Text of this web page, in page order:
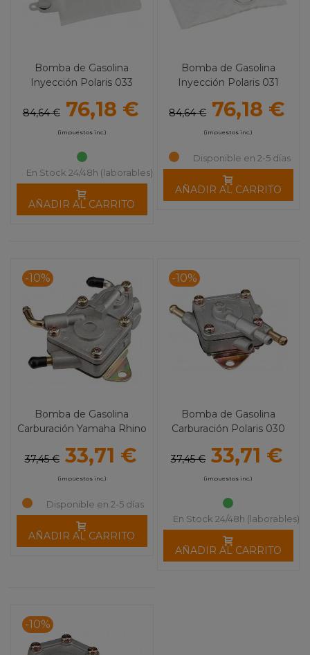
Bomba de Gasolina
Inyección Polaris 033
84,64 € 76,18 €
(impuestos inc.)
En Stock 24/48h (laborables)
AÑADIR AL CARRITO
Bomba de Gasolina
Inyección Polaris 031
84,64 € 76,18 €
(impuestos inc.)
Disponible en 2-5 días
AÑADIR AL CARRITO
-10%
Bomba de Gasolina
Carburación Yamaha Rhino
37,45 € 33,71 €
(impuestos inc.)
Disponible en 2-5 días
AÑADIR AL CARRITO
-10%
Bomba de Gasolina
Carburación Polaris 030
37,45 € 33,71 €
(impuestos inc.)
En Stock 24/48h (laborables)
AÑADIR AL CARRITO
-10%